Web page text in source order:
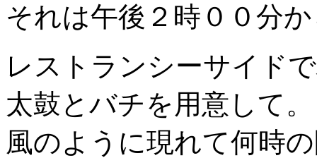
それは午後２時００分
レストランシーサイド
太鼓とバチを用意して。
風のように現れて何時